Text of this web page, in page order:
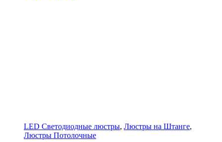
LED Светодиодные люстры, Люстры на Штанге,
Люстры Потолочные